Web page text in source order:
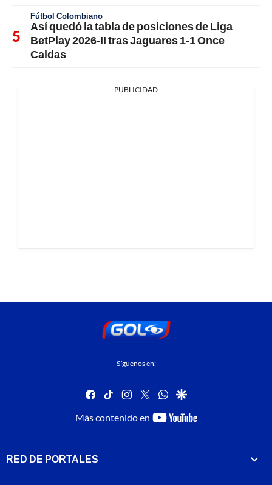
Fútbol Colombiano
Así quedó la tabla de posiciones de Liga
BetPlay 2026-II tras Jaguares 1-1 Once
Caldas
PUBLICIDAD
Síguenos en:
facebook
tiktok instagram
twitterwhatsapp
google
Más contenido en
youtube-
RED DE PORTALES